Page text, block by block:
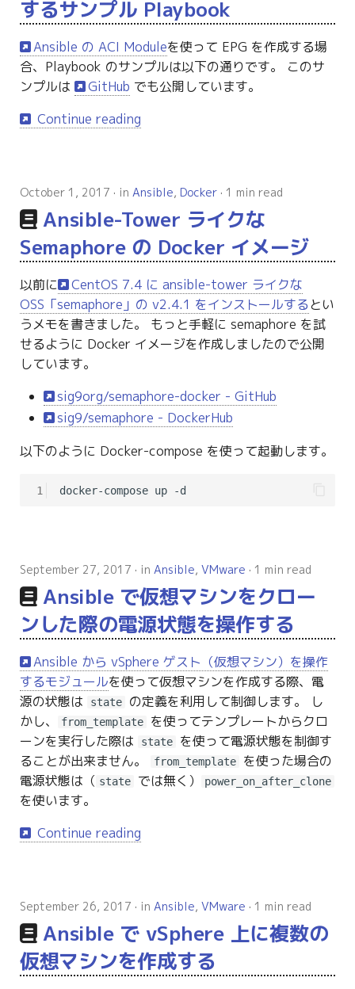
するサンプル Playbook
Ansible の ACI Moduleを使って EPG を作成する場
合、Playbook のサンプルは以下の通りです。 このサ
ンプルは
GitHub でも公開しています。
Continue reading
October 1, 2017 in Ansible, Docker 1 min read
Ansible-Tower ライクな
Semaphore の Docker イメージ
以前に
CentOS 7.4 に ansible-tower ライクな
OSS「semaphore」の v2.4.1 をインストールするとい
うメモを書きました。 もっと手軽に semaphore を試
せるように Docker イメージを作成しましたので公開
しています。
sig9org/semaphore-docker - GitHub
sig9/semaphore - DockerHub
以下のように Docker-compose を使って起動します。
1
September 27, 2017 in Ansible, VMware 1 min read
Ansible で仮想マシンをクロー
ンした際の電源状態を操作する
Ansible から vSphere ゲスト（仮想マシン）を操作
するモジュールを使って仮想マシンを作成する際、電
源の状態は
state
の定義を利用して制御します。 し
かし、
from_template
を使ってテンプレートからクロ
ーンを実行した際は
state
を使って電源状態を制御す
ることが出来ません。
from_template
を使った場合の
電源状態は（ state では無く） power_on_after_clone
を使います。
Continue reading
September 26, 2017 in Ansible, VMware 1 min read
Ansible で vSphere 上に複数の
仮想マシンを作成する